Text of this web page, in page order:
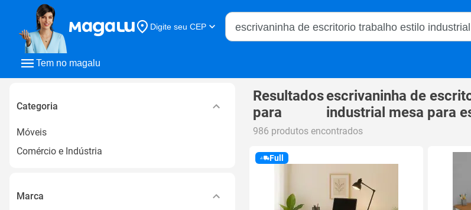
Tem no magalu
Digite seu CEP
Buscar no Magalu
Categoria
Móveis
Comércio e Indústria
Marca
Resultados
para
escrivaninha de
industrial mesa para
986 produtos encontrados
Full